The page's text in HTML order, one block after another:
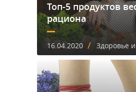
Топ-5 продуктов
рациона
16.04.2020 / Здоровье